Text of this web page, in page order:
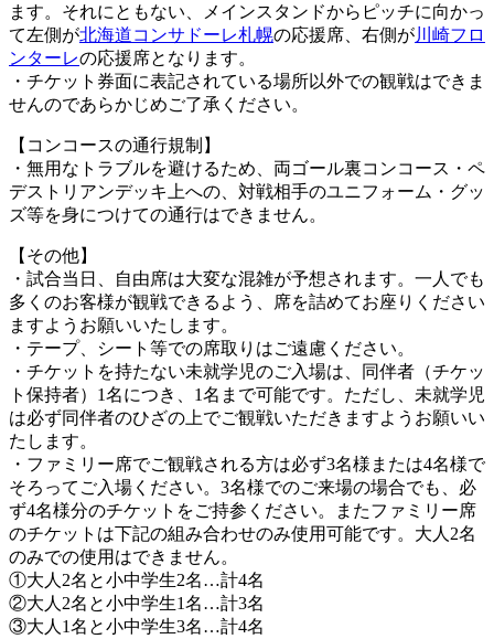
ます。それにともない、メインスタンドからピッチに向かっ
て左側が北海道コンサドーレ札幌の応援席、右側が川崎フロ
ンターレの応援席となります。
・チケット券面に表記されている場所以外での観戦はできま
せんのであらかじめご了承ください。
【コンコースの通行規制】
・無用なトラブルを避けるため、両ゴール裏コンコース・ペ
デストリアンデッキ上への、対戦相手のユニフォーム・グッ
ズ等を身につけての通行はできません。
【その他】
・試合当日、自由席は大変な混雑が予想されます。一人でも
多くのお客様が観戦できるよう、席を詰めてお座りください
ますようお願いいたします。
・テープ、シート等での席取りはご遠慮ください。
・チケットを持たない未就学児のご入場は、同伴者（チケッ
ト保持者）1名につき、1名まで可能です。ただし、未就学児
は必ず同伴者のひざの上でご観戦いただきますようお願いい
たします。
・ファミリー席でご観戦される方は必ず3名様または4名様で
そろってご入場ください。3名様でのご来場の場合でも、必
ず4名様分のチケットをご持参ください。またファミリー席
のチケットは下記の組み合わせのみ使用可能です。大人2名
のみでの使用はできません。
①大人2名と小中学生2名…計4名
②大人2名と小中学生1名…計3名
③大人1名と小中学生3名…計4名